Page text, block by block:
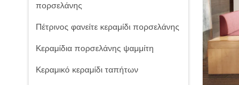
πορσελάνης
Πέτρινος φανείτε κεραμίδι πορσελάνης
Κεραμίδια πορσελάνης ψαμμίτη
Κεραμικό κεραμίδι ταπήτων